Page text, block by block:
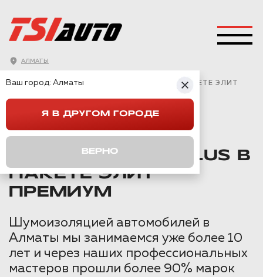
АЛМАТЫ
ШУМОИЗОЛЯЦИЯ CHANGAN CS75 PLUS В ПАКЕТЕ ЭЛИТ
ШУМОИЗОЛЯЦИЯ
CHANGAN CS75 PLUS В
ПАКЕТЕ ЭЛИТ
ПРЕМИУМ
Шумоизоляцией автомобилей в
Алматы мы занимаемся уже более 10
лет и через наших профессиональных
мастеров прошли более 90% марок
Ваш город: Алматы
Я В ДРУГОМ ГОРОДЕ
ВЕРНО